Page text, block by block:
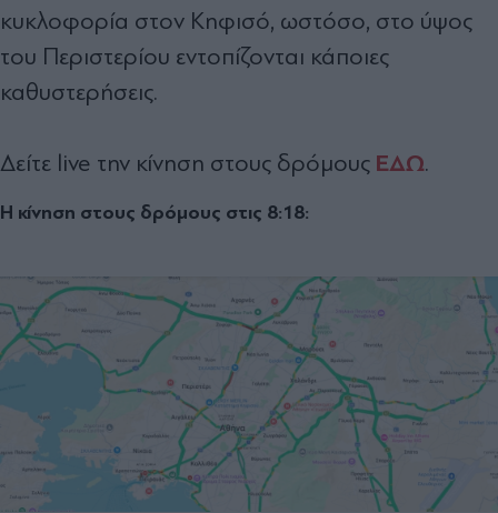
κυκλοφορία στον Κηφισό, ωστόσο, στο ύψος
του Περιστερίου εντοπίζονται κάποιες
καθυστερήσεις.
Δείτε live την κίνηση στους δρόμους ΕΔΩ.
Η κίνηση στους δρόμους στις 8:18: